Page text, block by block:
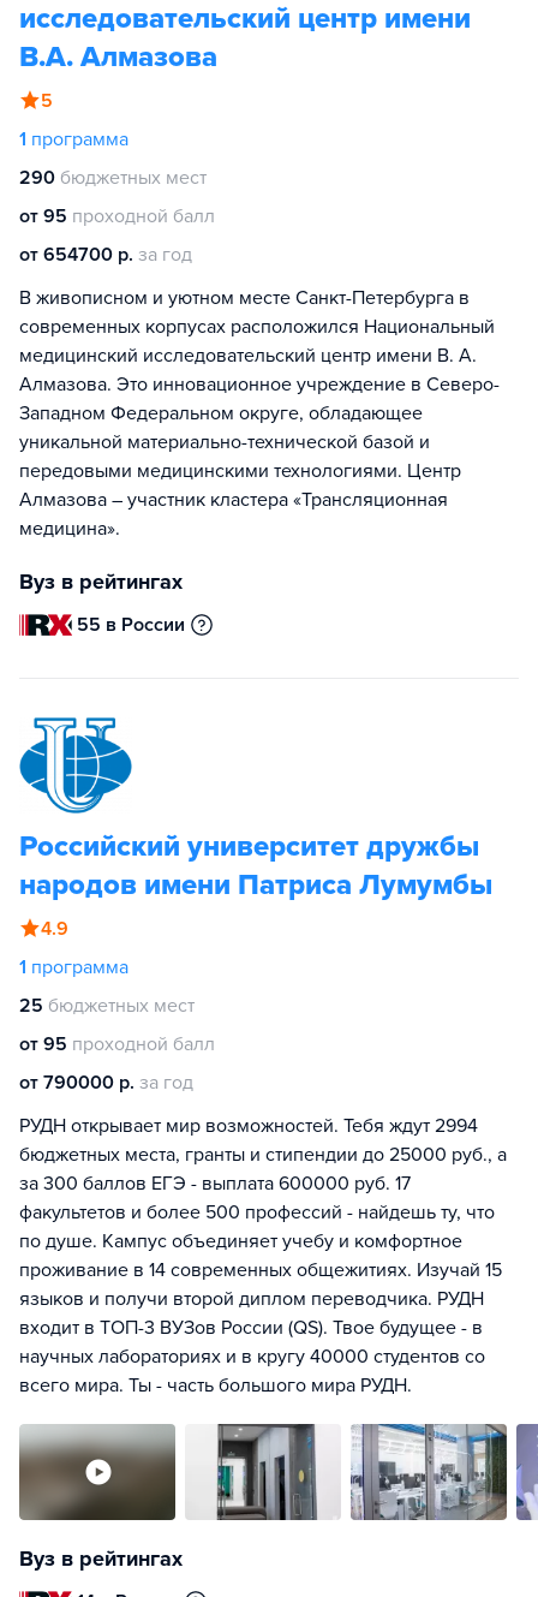
исследовательский центр имени
В.А. Алмазова
5
1 программа
290 бюджетных мест
от 95 проходной балл
от 654700 р. за год
В живописном и уютном месте Санкт-Петербурга в
современных корпусах расположился Национальный
медицинский исследовательский центр имени В. А.
Алмазова. Это инновационное учреждение в Северо-
Западном Федеральном округе, обладающее
уникальной материально-технической базой и
передовыми медицинскими технологиями. Центр
Алмазова – участник кластера «Трансляционная
медицина».
Вуз в рейтингах
55 в России
Российский университет дружбы
народов имени Патриса Лумумбы
4.9
1 программа
25 бюджетных мест
от 95 проходной балл
от 790000 р. за год
РУДН открывает мир возможностей. Тебя ждут 2994
бюджетных места, гранты и стипендии до 25000 руб., а
за 300 баллов ЕГЭ - выплата 600000 руб. 17
факультетов и более 500 профессий - найдешь ту, что
по душе. Кампус объединяет учебу и комфортное
проживание в 14 современных общежитиях. Изучай 15
языков и получи второй диплом переводчика. РУДН
входит в ТОП-3 ВУЗов России (QS). Твое будущее - в
научных лабораториях и в кругу 40000 студентов со
всего мира. Ты - часть большого мира РУДН.
Вуз в рейтингах